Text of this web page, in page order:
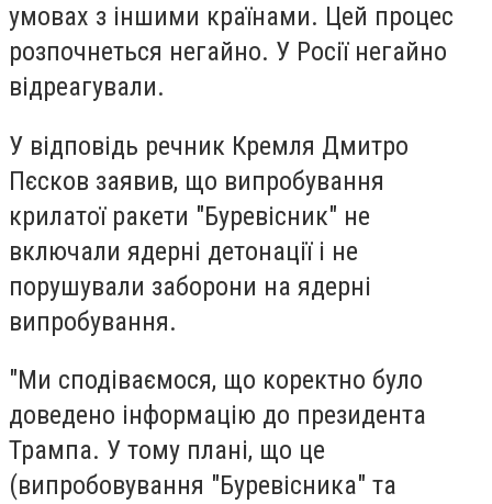
умовах з іншими країнами. Цей процес
розпочнеться негайно. У Росії негайно
відреагували.
У відповідь речник Кремля Дмитро
Пєсков заявив, що випробування
крилатої ракети "Буревісник" не
включали ядерні детонації і не
порушували заборони на ядерні
випробування.
"Ми сподіваємося, що коректно було
доведено інформацію до президента
Трампа. У тому плані, що це
(випробовування "Буревісника" та